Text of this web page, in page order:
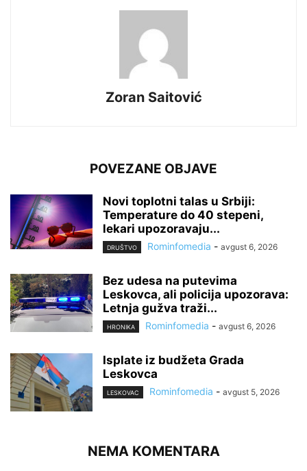
Zoran Saitović
POVEZANE OBJAVE
Novi toplotni talas u Srbiji:
Temperature do 40 stepeni,
lekari upozoravaju...
DRUŠTVO Rominfomedia - avgust 6, 2026
Bez udesa na putevima
Leskovca, ali policija upozorava:
Letnja gužva traži...
HRONIKA Rominfomedia - avgust 6, 2026
Isplate iz budžeta Grada
Leskovca
LESKOVAC Rominfomedia - avgust 5, 2026
NEMA KOMENTARA